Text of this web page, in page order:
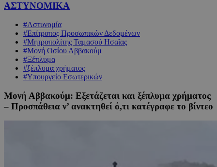
ΑΣΤΥΝΟΜΙΚΑ
#Αστυνομία
#Επίτροπος Προσωπικών Δεδομένων
#Μητροπολίτης Ταμασού Ησαΐας
#Μονή Οσίου Αββακούμ
#Ξέπλυμα
#ξέπλυμα χρήματος
#Υπουργείο Εσωτερικών
Μονή Αββακούμ: Εξετάζεται και ξέπλυμα χρήματος
– Προσπάθεια ν’ ανακτηθεί ό,τι κατέγραφε το βίντεο